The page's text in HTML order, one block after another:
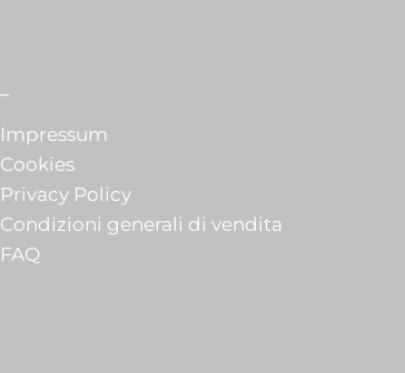
Impressum
Cookies
Privacy Policy
Condizioni generali di vendita
FAQ